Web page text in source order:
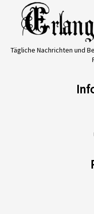
Tägliche Nachrichten und